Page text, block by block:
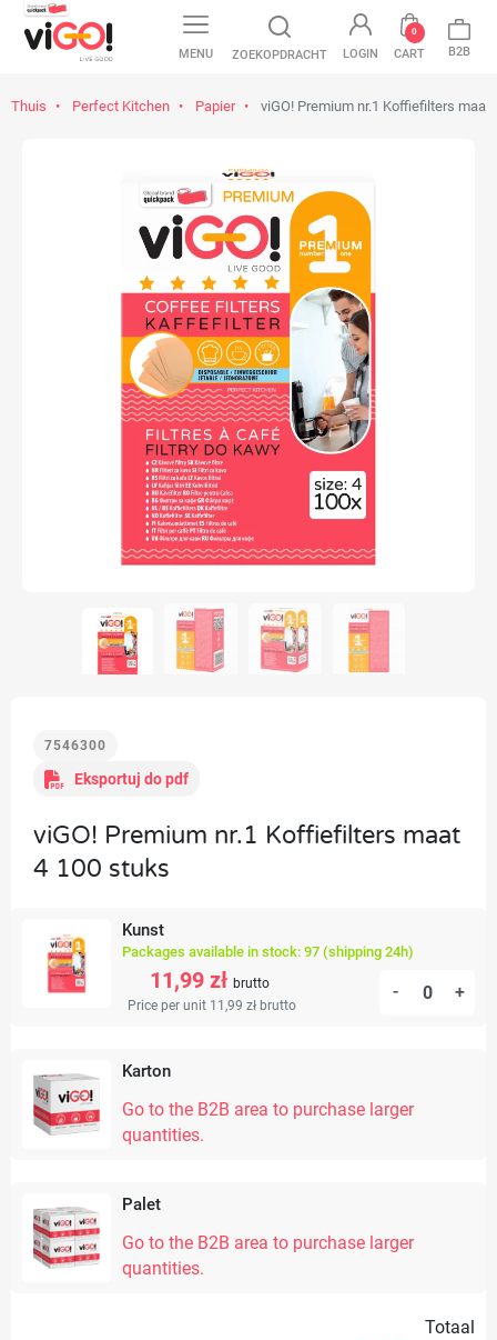
MENU ZOEKOPDRACHT LOGIN CART
0
B2B
Thuis Perfect Kitchen Papier viGO! Premium nr.1 Koffiefilters maat
7546300
Eksportuj do pdf
viGO! Premium nr.1 Koffiefilters maat
4 100 stuks
Kunst
Packages available in stock: 97 (shipping 24h)
11,99 zł brutto
Price per unit 11,99 zł brutto
- +
Karton
Go to the B2B area to purchase larger
quantities.
Palet
Go to the B2B area to purchase larger
quantities.
Totaal